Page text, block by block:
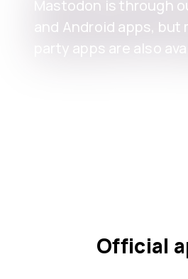
Mastodon is through
and Android apps, but
party apps are also
Official